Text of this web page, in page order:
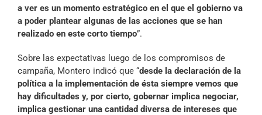
a ver es un momento estratégico en el que el gobierno va
a poder plantear algunas de las acciones que se han
realizado en este corto tiempo”.
Sobre las expectativas luego de los compromisos de
campaña, Montero indicó que “desde la declaración de la
política a la implementación de ésta siempre vemos que
hay dificultades y, por cierto, gobernar implica negociar,
implica gestionar una cantidad diversa de intereses que